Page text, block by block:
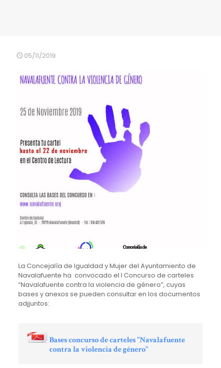
05/11/2019
La Concejalía de Igualdad y Mujer del Ayuntamiento de
Navalafuente ha convocado el I Concurso de carteles
“Navalafuente contra la violencia de género”, cuyas
bases y anexos se pueden consultar en los documentos
adjjuntos:
Bases concurso de carteles "Navalafuente
contra la violencia de género"